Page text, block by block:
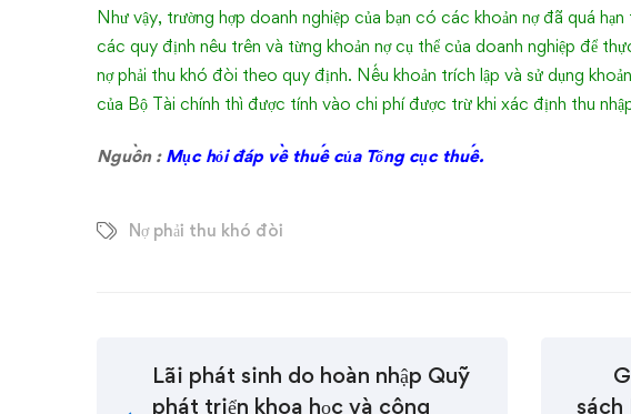
Như vậy, trường hợp doanh nghiệp của bạn có các khoản nợ đã quá
các quy định nêu trên và từng khoản nợ cụ thể của doanh nghiệp để
nợ phải thu khó đòi theo quy định. Nếu khoản trích lập và sử dụng
của Bộ Tài chính thì được tính vào chi phí được trừ khi xác định thu
Nguồn : Mục hỏi đáp về thuế của Tổng cục thuế.
Nợ phải thu khó đòi
Lãi phát sinh do hoàn nhập Quỹ
phát triển khoa học và công
sách